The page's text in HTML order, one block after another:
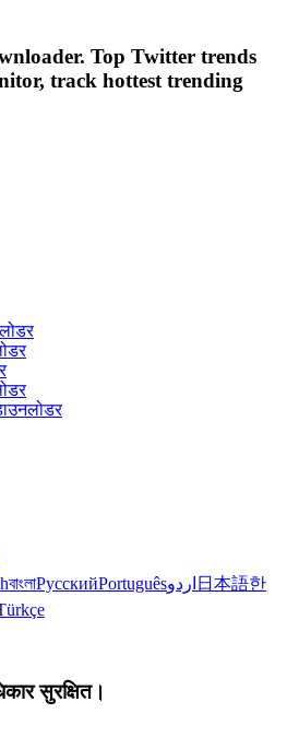
Top Twitter trends
track hottest trending
বাংলাРусскийPortuguêsاردو 日本語한
सुरक्षित।